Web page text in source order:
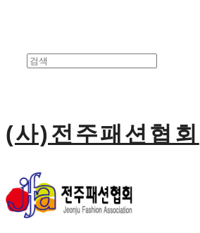
(사)전주패션협회